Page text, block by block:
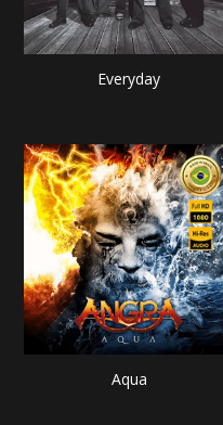
Everyday
Aqua